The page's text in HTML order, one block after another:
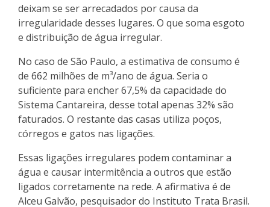
deixam se ser arrecadados por causa da
irregularidade desses lugares. O que soma esgoto
e distribuição de água irregular.
No caso de São Paulo, a estimativa de consumo é
de 662 milhões de m³/ano de água. Seria o
suficiente para encher 67,5% da capacidade do
Sistema Cantareira, desse total apenas 32% são
faturados. O restante das casas utiliza poços,
córregos e gatos nas ligações.
Essas ligações irregulares podem contaminar a
água e causar intermitência a outros que estão
ligados corretamente na rede. A afirmativa é de
Alceu Galvão, pesquisador do Instituto Trata Brasil.